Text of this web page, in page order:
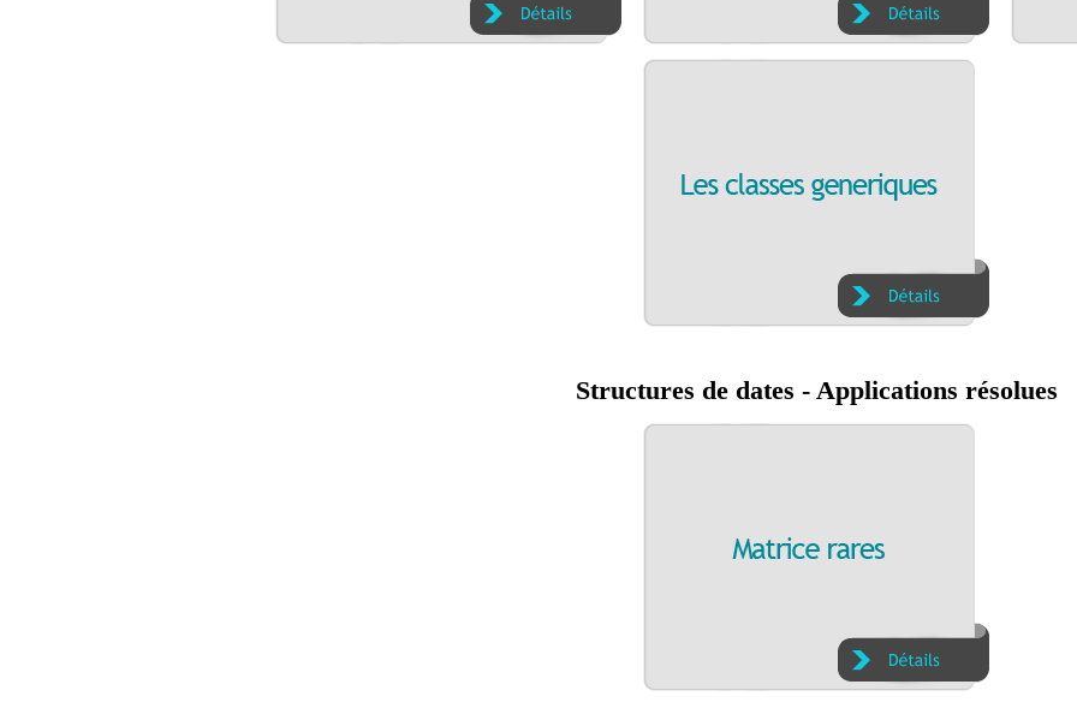
Structures de dates - Applications résolues